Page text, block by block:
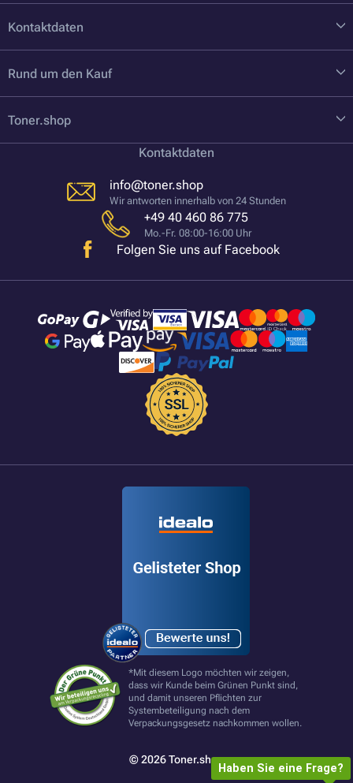
Kontaktdaten
Rund um den Kauf
Toner.shop
Kontaktdaten
info@toner.shop
Wir antworten innerhalb von 24 Stunden
+49 40 460 86 775
Mo.-Fr. 08:00-16:00 Uhr
Folgen Sie uns auf Facebook
*Mit diesem Logo möchten wir zeigen,
dass wir Kunde beim Grünen Punkt sind,
und damit unseren Pflichten zur
Systembeteiligung nach dem
Verpackungsgesetz nachkommen wollen.
© 2026 Toner.shop
Haben Sie eine Frage?